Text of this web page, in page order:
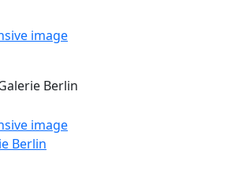
Berlin
Berlin